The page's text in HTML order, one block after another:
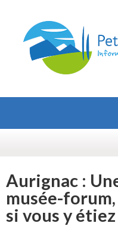
Aurignac :
musée-forum,
si vous y étiez